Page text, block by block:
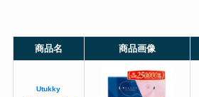
商品名 商品画像
Utukky